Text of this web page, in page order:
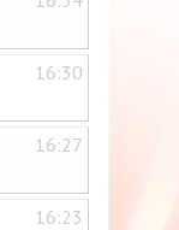
16:30
16:27
16:23